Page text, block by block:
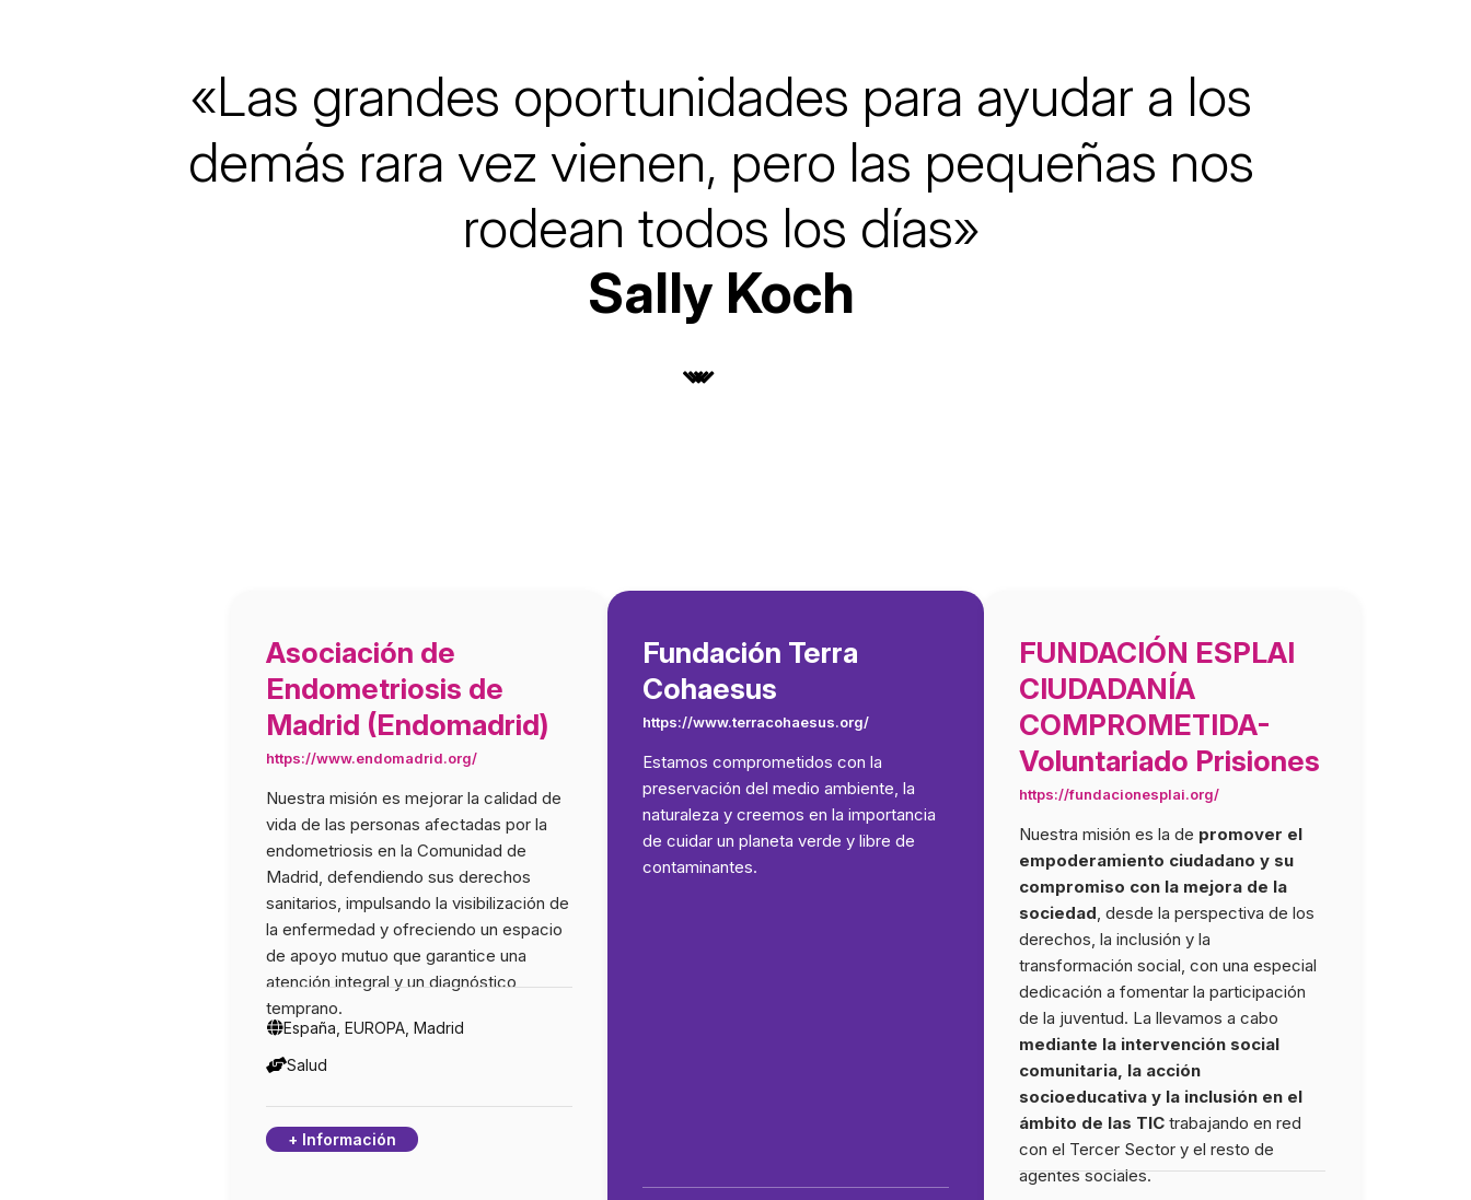
«Las grandes oportunidades para ayudar a los
demás rara vez vienen, pero las pequeñas nos
rodean todos los días»
Sally Koch
Asociación de
Endometriosis de
Madrid (Endomadrid)
https://www.endomadrid.org/
Nuestra misión es mejorar la calidad de
vida de las personas afectadas por la
endometriosis en la Comunidad de
Madrid, defendiendo sus derechos
sanitarios, impulsando la visibilización de
la enfermedad y ofreciendo un espacio
de apoyo mutuo que garantice una
atención integral y un diagnóstico
temprano.
España, EUROPA, Madrid
Salud
+ Información
Fundación Terra
Cohaesus
https://www.terracohaesus.org/
Estamos comprometidos con la
preservación del medio ambiente, la
naturaleza y creemos en la importancia
de cuidar un planeta verde y libre de
contaminantes.
Por eso nuestras actividades se basan
en la importancia de actuar bajo los
sostenibilidad. Cada acto influye. Esto
incluye reciclar los productos que se
deshechan, evitar el desperdicio
alimentario y promover el consumo de
proximidad, siendo conscientes del
origen y del coste medioambiental de
los productos que se adquieren.
Estos valores se están
medioambiental de las
migrantes en los espacios
diseñando los mismos para
inicitaitvas de huerto
gestión sostenible de las
alimentarias. También se
cuenta en la reconstrucción
a cabo de los espacios,
de proximidad, un consumo
agua sostenible y evitando
impacto medioambiental,
FUNDACIÓN ESPLAI
CIUDADANÍA
COMPROMETIDA-
Voluntariado Prisiones
https://fundacionesplai.org/
Nuestra misión es la de promover el
empoderamiento ciudadano y su
compromiso con la mejora de la
sociedad, desde la perspectiva de los
derechos, la inclusión y la
transformación social, con una especial
dedicación a fomentar la participación
de la juventud. La llevamos a cabo
mediante la intervención social
comunitaria, la acción
socioeducativa y la inclusión en el
ámbito de las TIC trabajando en red
con el Tercer Sector y el resto de
agentes sociales.